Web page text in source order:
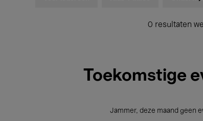
0 resultaten
Toekomstige
Jammer, deze maand geen